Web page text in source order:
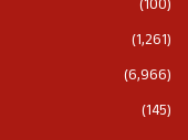
(100)
(1,261)
(6,966)
(145)